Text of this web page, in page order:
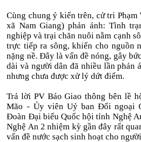
Cùng chung ý kiến trên, cử tri
xã Nam Giang) phản ánh: Tình
nghiệp và trại chăn nuôi nằm cạnh
trực tiếp ra sông, khiến cho nguồn
nặng nề. Đây là vấn đề nóng, gây
dài và người dân đã nhiều lần phản
nhưng chưa được xử lý dứt điểm.
Trả lời PV Báo Giao thông bên lề
Mão - Ủy viên Uỷ ban Đối ngoại
Đoàn Đại biểu Quốc hội tỉnh Nghệ
Nghệ An 2 nhiệm kỳ gần đây rất
vấn đề nước sạch sinh hoạt cho